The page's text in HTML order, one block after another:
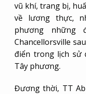
vũ khí, trang bị,
về lương thực,
phương những
Chancellorsville
điển trong lịch sử
Tây phương.
Đương thời, TT